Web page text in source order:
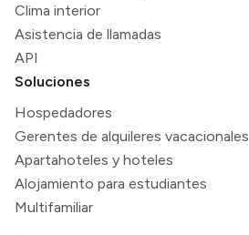
Clima interior
Asistencia de llamadas
API
Soluciones
Hospedadores
Gerentes de alquileres vacacionales
Apartahoteles y hoteles
Alojamiento para estudiantes
Multifamiliar